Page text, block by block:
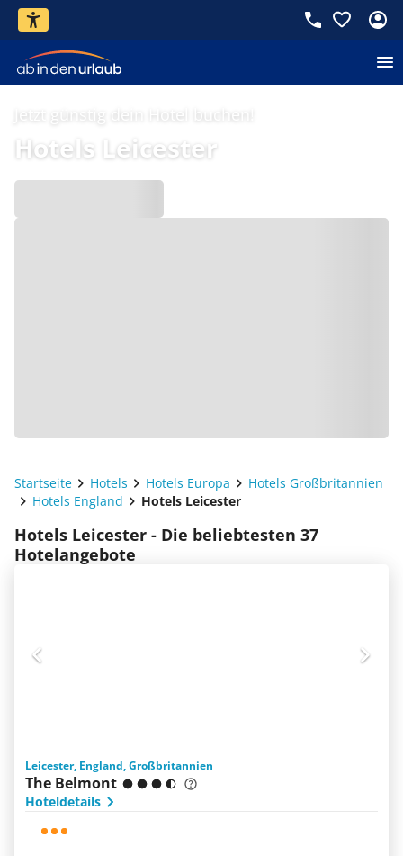
Jetzt günstig dein Hotel buchen!
Hotels Leicester
Startseite Hotels Hotels Europa
Hotels Großbritannien
Hotels England
Hotels Leicester
Hotels Leicester - Die beliebtesten 37
Hotelangebote
Leicester, England, Großbritannien
The Belmont
Hoteldetails